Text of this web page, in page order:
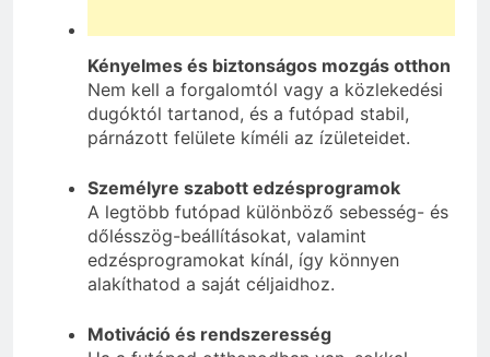
Kényelmes és biztonságos mozgás otthon
Nem kell a forgalomtól vagy a közlekedési
dugóktól tartanod, és a futópad stabil,
párnázott felülete kíméli az ízületeidet.
Személyre szabott edzésprogramok
A legtöbb futópad különböző sebesség- és
dőlésszög-beállításokat, valamint
edzésprogramokat kínál, így könnyen
alakíthatod a saját céljaidhoz.
Motiváció és rendszeresség